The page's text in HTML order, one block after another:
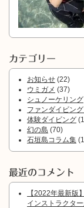
カテゴリー
お知らせ (22)
ウミガメ (37)
シュノーケリング
ファンダイビン
体験ダイビング
幻の島 (70)
石垣島コラム集
最近のコメント
【2022年最新版
インストラクター